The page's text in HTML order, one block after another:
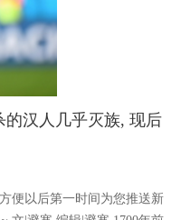
的汉人几乎灭族, 现后
便以后第一时间为您推送新